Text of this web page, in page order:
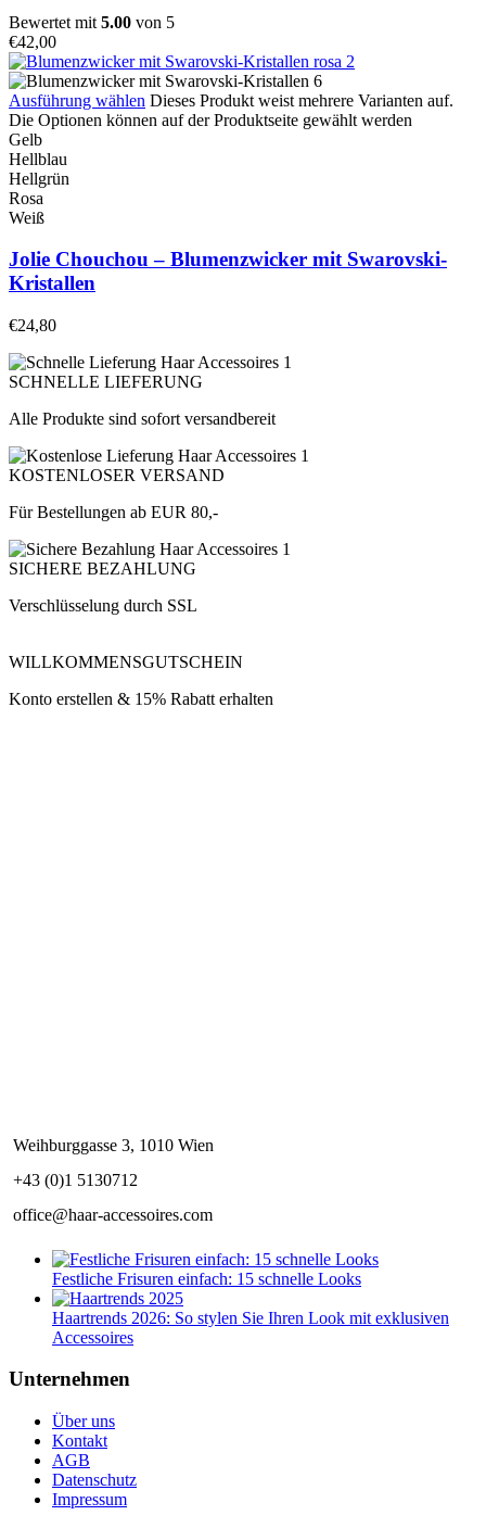
Bewertet mit 5.00 von 5
€42,00
Ausführung wählen Dieses Produkt weist mehrere Varianten auf.
Die Optionen können auf der Produktseite gewählt werden
Gelb
Hellblau
Hellgrün
Rosa
Weiß
Jolie Chouchou – Blumenzwicker mit Swarovski-
Kristallen
€24,80
SCHNELLE LIEFERUNG
Alle Produkte sind sofort versandbereit
KOSTENLOSER VERSAND
Für Bestellungen ab EUR 80,-
SICHERE BEZAHLUNG
Verschlüsselung durch SSL
WILLKOMMENSGUTSCHEIN
Konto erstellen & 15% Rabatt erhalten
Weihburggasse 3, 1010 Wien
+43 (0)1 5130712
office@haar-accessoires.com
Festliche Frisuren einfach: 15 schnelle Looks
Haartrends 2026: So stylen Sie Ihren Look mit exklusiven
Accessoires
Unternehmen
Über uns
Kontakt
AGB
Datenschutz
Impressum